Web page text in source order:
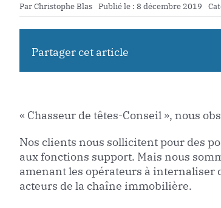
ParChristophe Blas Publié le : 8 décembre 2019
Partager cet article
« Chasseur de têtes-Conseil », nous
Nos clients nous sollicitent pour des
aux fonctions support. Mais nous
amenant les opérateurs à internaliser
acteurs de la chaîne immobilière.